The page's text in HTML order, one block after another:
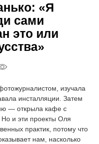
«Я
сами
это или
изучала
инсталляции. Затем
— открыла кафе с
и эти проекты Оля
практик, потому что
нам, насколько